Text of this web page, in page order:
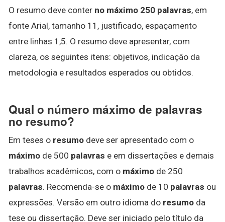
O resumo deve conter no máximo 250 palavras, em
fonte Arial, tamanho 11, justificado, espaçamento
entre linhas 1,5. O resumo deve apresentar, com
clareza, os seguintes itens: objetivos, indicação da
metodologia e resultados esperados ou obtidos.
Qual o número máximo de palavras
no resumo?
Em teses o resumo deve ser apresentado com o
máximo de 500 palavras e em dissertações e demais
trabalhos acadêmicos, com o máximo de 250
palavras. Recomenda-se o máximo de 10 palavras ou
expressões. Versão em outro idioma do resumo da
tese ou dissertação. Deve ser iniciado pelo título da